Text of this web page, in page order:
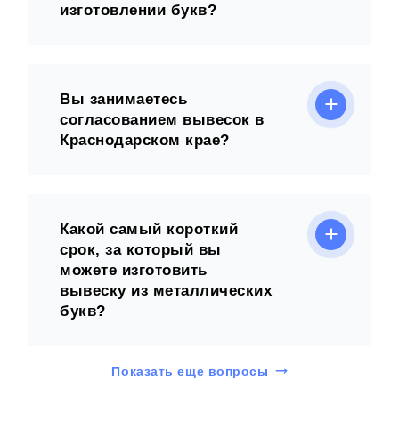
изготовлении букв?
Вы занимаетесь
согласованием вывесок в
Краснодарском крае?
Какой самый короткий
срок, за который вы
можете изготовить
вывеску из металлических
букв?
Показать еще вопросы